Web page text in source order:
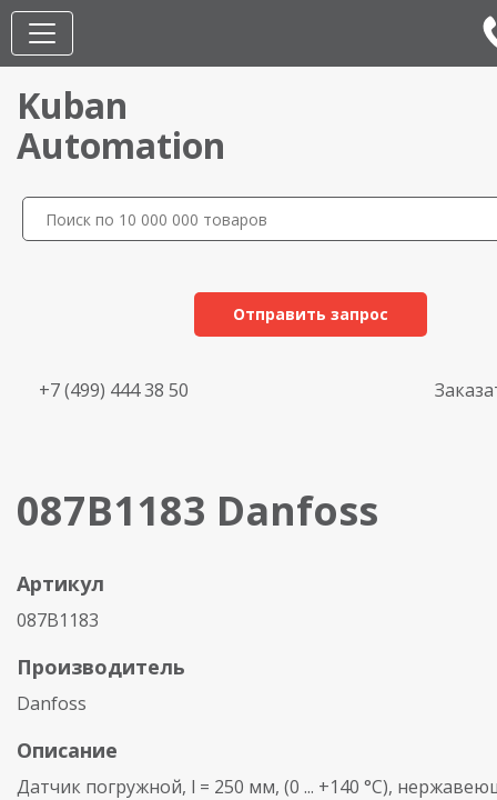
Kuban
Automation
Отправить запрос
+7 (499) 444 38 50
087B1183 Danfoss
Артикул
087B1183
Производитель
Danfoss
Описание
Датчик погружной, l = 250 мм, (0 ... +140 °С),